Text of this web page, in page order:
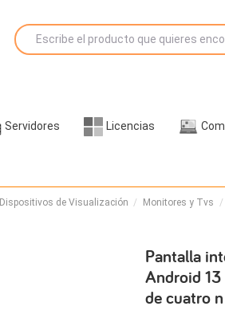
Servidores Licencias
Dispositivos de Visualización Monitores y Tvs
Pantalla
Android
de cuatro n